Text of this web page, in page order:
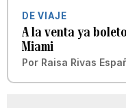
DE VIAJE
A la venta ya
Miami
Por Raisa Rivas